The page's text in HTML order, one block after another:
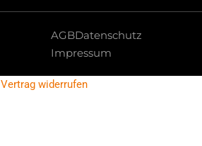
AGBDatenschutz
Impressum
Vertrag widerrufen